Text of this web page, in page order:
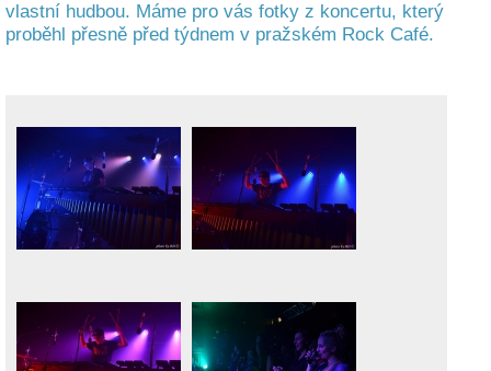
vlastní hudbou. Máme pro vás fotky z koncertu, který
proběhl přesně před týdnem v pražském Rock Café.